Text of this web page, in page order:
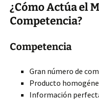
¿Cómo Actúa el
Competencia?
Competencia
Gran número de
Producto
Información